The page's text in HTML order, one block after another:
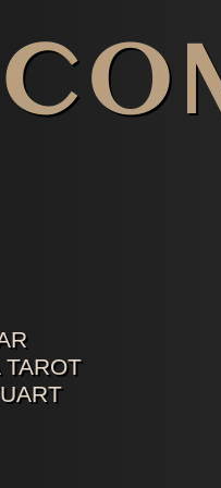
TAROT